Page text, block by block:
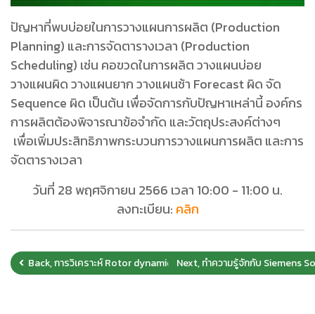
ปัญหาที่พบบ่อยในการวางแผนการผลิต (Production
Planning) และการจัดตารางเวลา (Production
Scheduling) เช่น คอขวดในการผลิต วางแผนบ่อย
วางแผนผิด วางแผนยาก วางแผนช้า Forecast ผิด จัด
Sequence ผิด เป็นต้น เพื่อจัดการกับปัญหาเหล่านี้ องค์กร
การผลิตต้องพิจารณาข้อจำกัด และวัตถุประสงค์ต่างๆ
เพื่อเพิ่มประสิทธิภาพกระบวนการวางแผนการผลิต และการ
จัดตารางเวลา
วันที่ 28 พฤศจิกายน 2566 เวลา 10:00 - 11:00 น.
ลงทะเบียน: คลิก
Back, การวิเคราะห์ Rotor dynamic เพื่อเอาชนะความท้าทายด้านวิศวก
Next, ทำความรู้จักกับ Siemens